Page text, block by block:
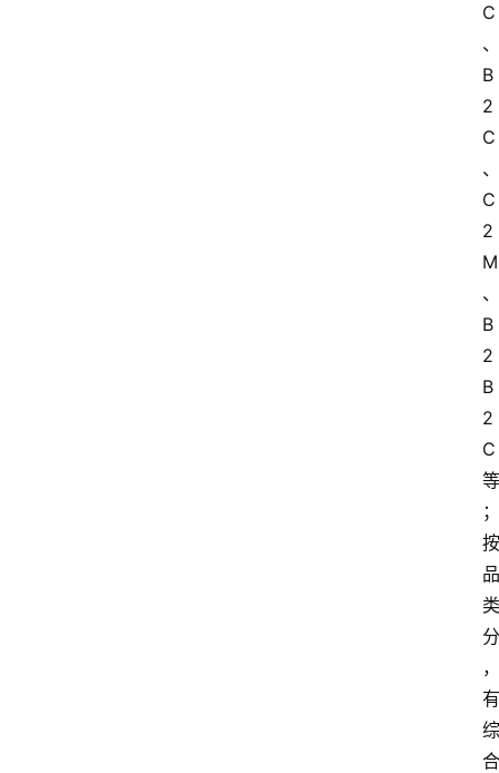
C
、
B
2
C
、
C
2
M
、
B
2
B
2
C
等
；
按
品
类
分
，
有
综
合